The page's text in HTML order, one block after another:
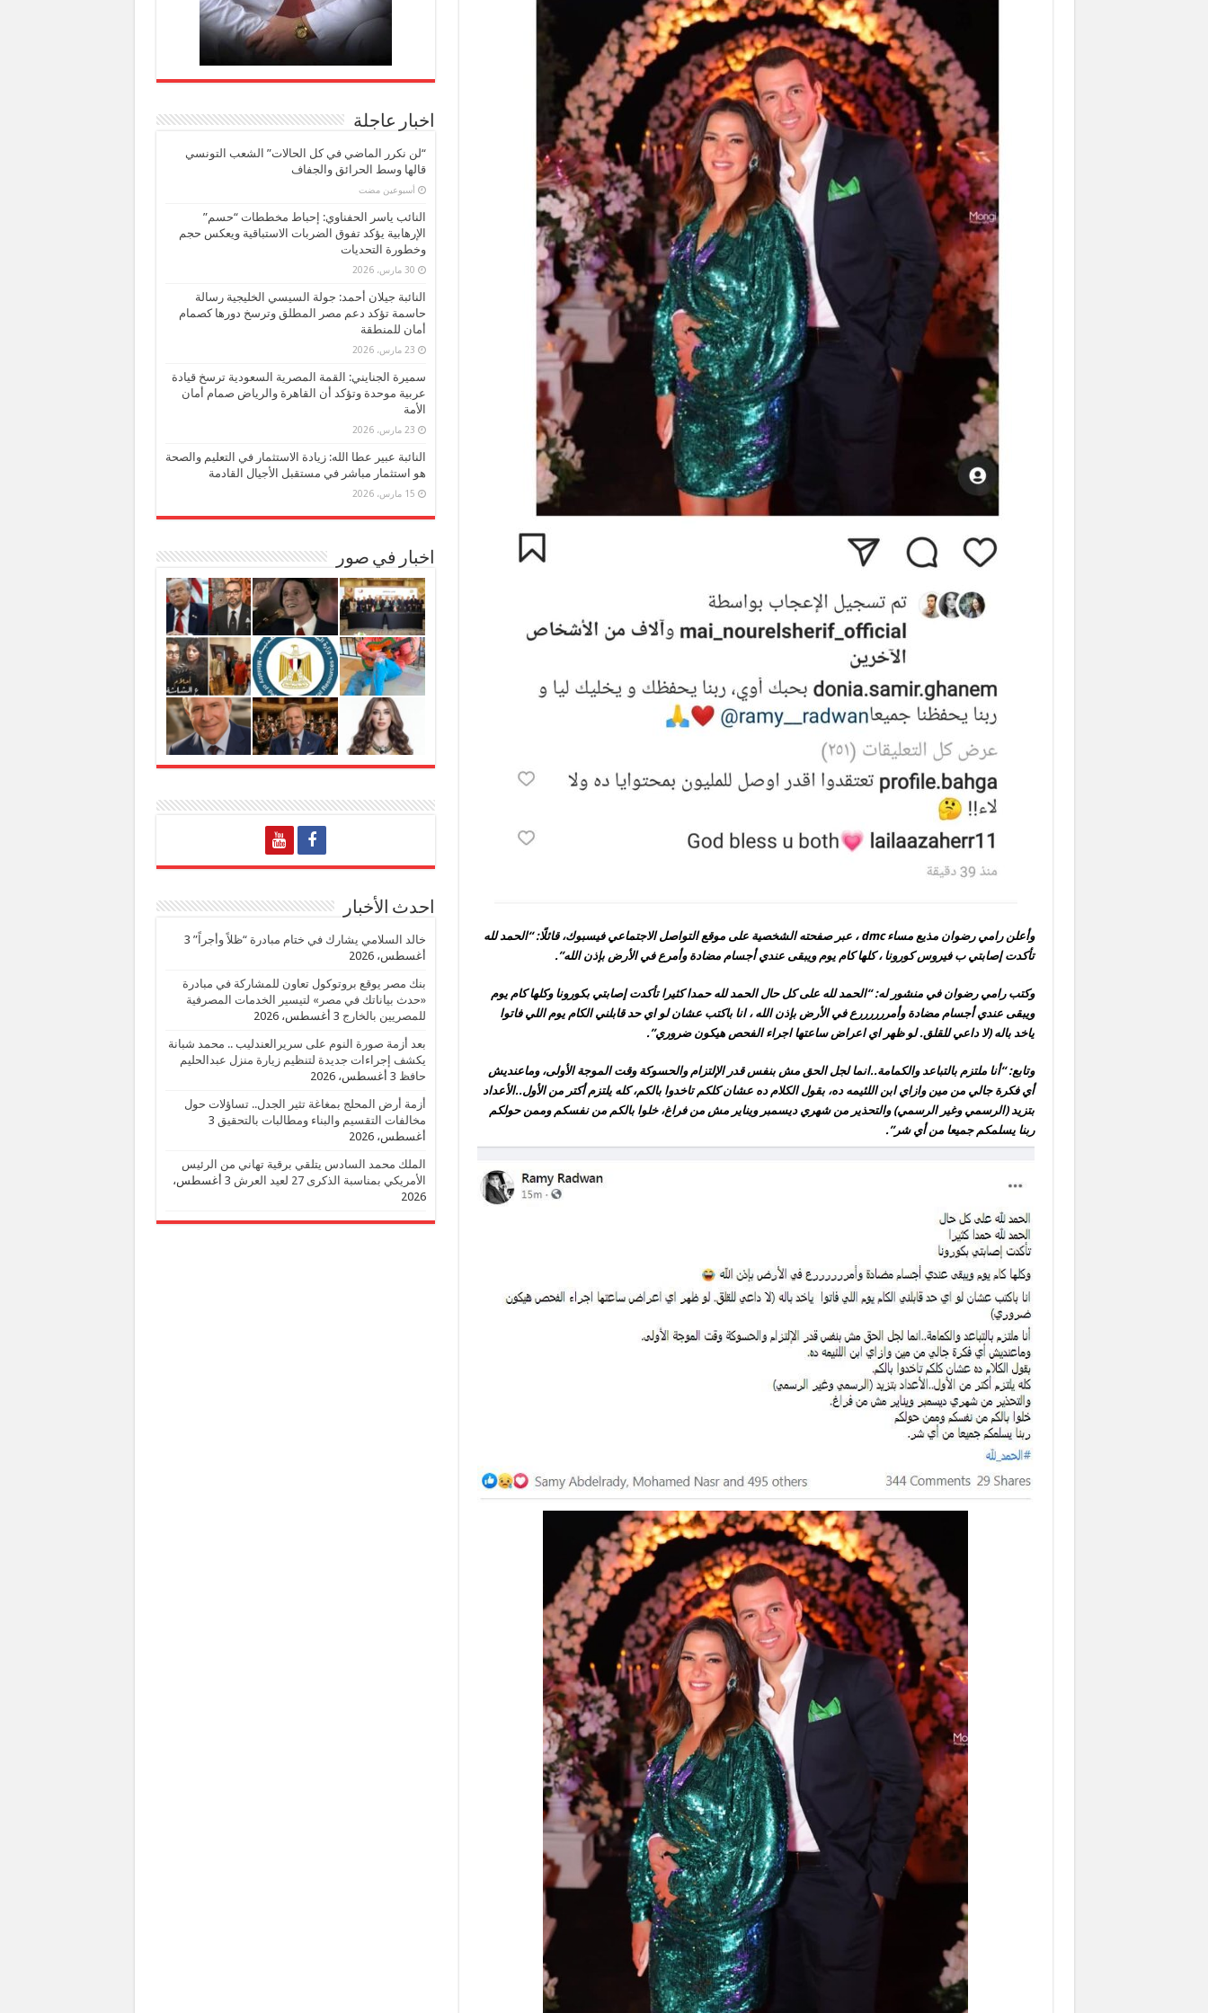
وأعلن رامي رضوان مذيع مساء dmc ، عبر صفحته الشخصية على موقع التواصل الاجتماعي فيسبوك، قائلًا: “الحمد لله
تأكدت إصابتي ب فيروس كورونا ، كلها كام يوم ويبقى عندي أجسام مضادة وأمرع في الأرض بإذن الله”.
وكتب رامي رضوان في منشور له: “الحمد لله على كل حال الحمد لله حمدا كثيرا تأكدت إصابتي بكورونا وكلها كام يوم
ويبقى عندي أجسام مضادة وأمررررررع في الأرض بإذن الله ، انا باكتب عشان لو اي حد قابلني الكام يوم اللي فاتوا
ياخد باله (لا داعي للقلق. لو ظهر اي اعراض ساعتها اجراء الفحص هيكون ضروري”.
وتابع: “أنا ملتزم بالتباعد والكمامة..انما لجل الحق مش بنفس قدر الإلتزام والحسوكة وقت الموجة الأولى، وماعنديش
أي فكرة جالي من مين وازاي ابن اللئيمه ده، بقول الكلام ده عشان كلكم تاخدوا بالكم، كله يلتزم أكتر من الأول..الأعداد
بتزيد (الرسمي وغير الرسمي) والتحذير من شهري ديسمبر ويناير مش من فراغ، خلوا بالكم من نفسكم وممن حولكم
ربنا يسلمكم جميعا من أي شر”.
اخبار عاجلة
“لن نكرر الماضي في كل الحالات” الشعب التونسي
قالها وسط الحرائق والجفاف
‏أسبوعين مضت
النائب ياسر الحفناوي: إحباط مخططات “حسم”
الإرهابية يؤكد تفوق الضربات الاستباقية ويعكس حجم
وخطورة التحديات
30 مارس، 2026
النائبة جيلان أحمد: جولة السيسي الخليجية رسالة
حاسمة تؤكد دعم مصر المطلق وترسخ دورها كصمام
أمان للمنطقة
23 مارس، 2026
سميرة الجنايني: القمة المصرية السعودية ترسخ قيادة
عربية موحدة وتؤكد أن القاهرة والرياض صمام أمان
الأمة
23 مارس، 2026
النائبة عبير عطا الله: زيادة الاستثمار في التعليم والصحة
هو استثمار مباشر في مستقبل الأجيال القادمة
15 مارس، 2026
اخبار في صور
احدث الأخبار
خالد السلامي يشارك في ختام مبادرة “ظلاً وأجراً” 3
أغسطس، 2026
بنك مصر يوقع بروتوكول تعاون للمشاركة في مبادرة
«حدث بياناتك في مصر» لتيسير الخدمات المصرفية
للمصريين بالخارج 3 أغسطس، 2026
بعد أزمة صورة النوم على سريرالعندليب .. محمد شبانة
يكشف إجراءات جديدة لتنظيم زيارة منزل عبدالحليم
حافظ 3 أغسطس، 2026
أزمة أرض المحلج بمغاغة تثير الجدل.. تساؤلات حول
مخالفات التقسيم والبناء ومطالبات بالتحقيق 3
أغسطس، 2026
الملك محمد السادس يتلقي برقية تهاني من الرئيس
الأمريكي بمناسبة الذكرى 27 لعيد العرش
3 أغسطس،
2026